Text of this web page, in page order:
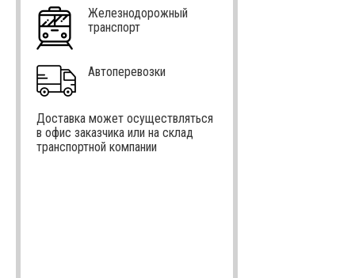
Железнодорожный
транспорт
Автоперевозки
Доставка может осуществляться
в офис заказчика или на склад
транспортной компании